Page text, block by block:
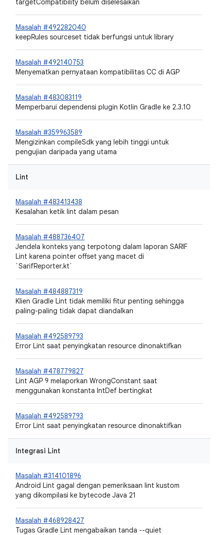
targetCompatibility belum diselesaikan
Masalah #492282040
keepRules sourceset tidak berfungsi untuk library
Masalah #492140753
Menyematkan pernyataan kompatibilitas CC di AGP
Masalah #483083119
Memperbarui dependensi plugin Kotlin Gradle ke 2.3.10
Masalah #359963589
Mengizinkan compileSdk yang lebih tinggi untuk
pengujian daripada yang utama
Lint
Masalah #483413438
Kesalahan ketik lint dalam pesan
Masalah #488736407
Jendela konteks yang terpotong dalam laporan SARIF
Lint karena pointer offset yang macet di
`SarifReporter.kt`
Masalah #484887319
Klien Gradle Lint tidak memiliki fitur penting sehingga
paling-paling tidak dapat diandalkan
Masalah #492589793
Error Lint saat penyingkatan resource dinonaktifkan
Masalah #478779827
Lint AGP 9 melaporkan WrongConstant saat
menggunakan konstanta IntDef bertingkat
Masalah #492589793
Error Lint saat penyingkatan resource dinonaktifkan
Integrasi Lint
Masalah #314101896
Android Lint gagal dengan pemeriksaan lint kustom
yang dikompilasi ke bytecode Java 21
Masalah #468928427
Tugas Gradle Lint mengabaikan tanda --quiet